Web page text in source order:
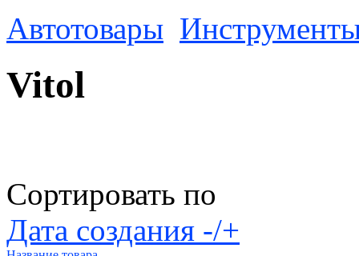
Автотовары
Vitol
Сортировать по
Дата создания -/+